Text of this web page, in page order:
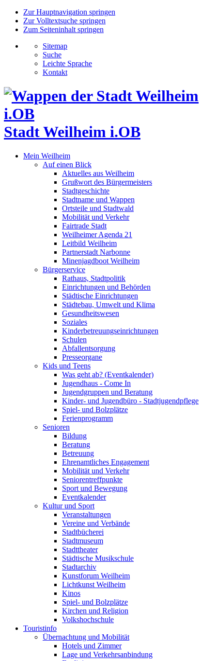
Zur Hauptnavigation springen
Zur Volltextsuche springen
Zum Seiteninhalt springen
Sitemap
Suche
Leichte Sprache
Kontakt
Stadt Weilheim i.OB
Mein Weilheim
Auf einen Blick
Aktuelles aus Weilheim
Grußwort des Bürgermeisters
Stadtgeschichte
Stadtname und Wappen
Ortsteile und Stadtwald
Mobilität und Verkehr
Fairtrade Stadt
Weilheimer Agenda 21
Leitbild Weilheim
Partnerstadt Narbonne
Minenjagdboot Weilheim
Bürgerservice
Rathaus, Stadtpolitik
Einrichtungen und Behörden
Städtische Einrichtungen
Städtebau, Umwelt und Klima
Gesundheitswesen
Soziales
Kinderbetreuungseinrichtungen
Schulen
Abfallentsorgung
Presseorgane
Kids und Teens
Was geht ab? (Eventkalender)
Jugendhaus - Come In
Jugendgruppen und Beratung
Kinder- und Jugendbüro - Stadtjugendpflege
Spiel- und Bolzplätze
Ferienprogramm
Senioren
Bildung
Beratung
Betreuung
Ehrenamtliches Engagement
Mobilität und Verkehr
Seniorentreffpunkte
Sport und Bewegung
Eventkalender
Kultur und Sport
Veranstaltungen
Vereine und Verbände
Stadtbücherei
Stadtmuseum
Stadttheater
Städtische Musikschule
Stadtarchiv
Kunstforum Weilheim
Lichtkunst Weilheim
Kinos
Spiel- und Bolzplätze
Kirchen und Religion
Volkshochschule
Touristinfo
Übernachtung und Mobilität
Hotels und Zimmer
Lage und Verkehrsanbindung